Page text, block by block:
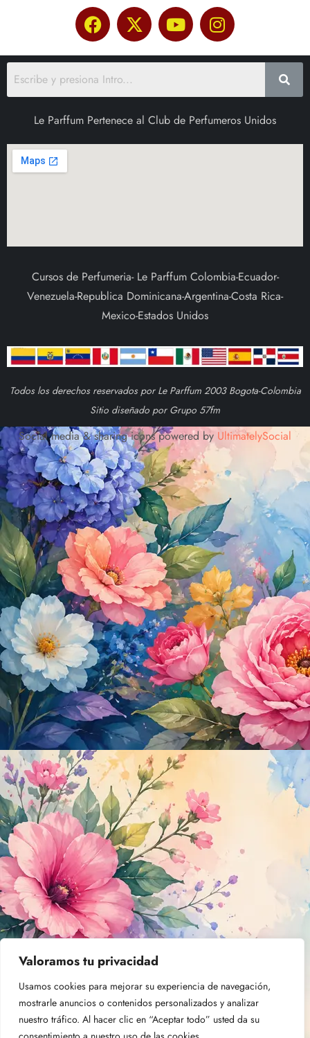
Valoramos tu privacidad
Usamos cookies para mejorar su experiencia de navegación,
mostrarle anuncios o contenidos personalizados y analizar
nuestro tráfico. Al hacer clic en “Aceptar todo” usted da su
Le Parffum Pertenece al Club de Perfumeros Unidos
Cursos de Perfumeria- Le Parffum Colombia-Ecuador-
Venezuela-Republica Dominicana-Argentina-Costa Rica-
Mexico-Estados Unidos
Todos los derechos reservados por Le Parffum 2003 Bogota-Colombia
Sitio diseñado por Grupo 57fm
Social media & sharing icons powered by UltimatelySocial